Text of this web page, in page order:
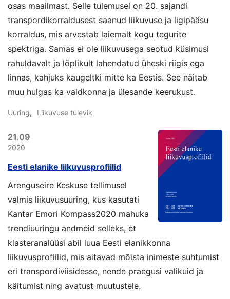
osas maailmast. Selle tulemusel on 20. sajandi
transpordikorraldusest saanud liikuvuse ja ligipääsu
korraldus, mis arvestab laiemalt kogu tegurite
spektriga. Samas ei ole liikuvusega seotud küsimusi
rahuldavalt ja lõplikult lahendatud üheski riigis ega
linnas, kahjuks kaugeltki mitte ka Eestis. See näitab
muu hulgas ka valdkonna ja ülesande keerukust.
Uuring, Liikuvuse tulevik
21.09
2020
Eesti elanike liikuvusprofiilid
Arenguseire Keskuse tellimusel
valmis liikuvusuuring, kus kasutati
Kantar Emori Kompass2020 mahuka
trendiuuringu andmeid selleks, et
klasteranalüüsi abil luua Eesti elanikkonna
liikuvusprofiilid, mis aitavad mõista inimeste suhtumist
eri transpordiviisidesse, nende praegusi valikuid ja
käitumist ning avatust muutustele.